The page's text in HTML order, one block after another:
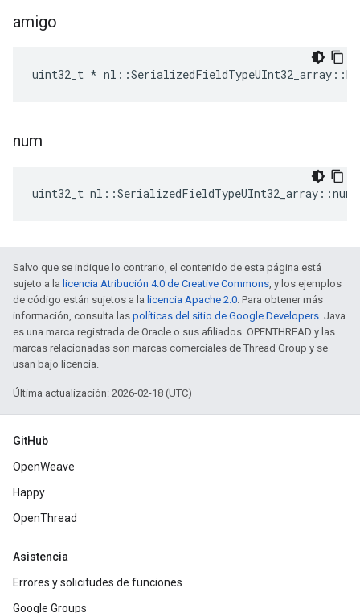
amigo
uint32_t *
num
uint32_t nl::SerializedFieldTypeUInt32_array::num
Salvo que se indique lo contrario, el contenido de esta página está
sujeto a la licencia Atribución 4.0 de Creative Commons, y los ejemplos
de código están sujetos a la licencia Apache 2.0. Para obtener más
información, consulta las políticas del sitio de Google Developers. Java
es una marca registrada de Oracle o sus afiliados. OPENTHREAD y las
marcas relacionadas son marcas comerciales de Thread Group y se
usan bajo licencia.
Última actualización: 2026-02-18 (UTC)
GitHub
OpenWeave
Happy
OpenThread
Asistencia
Errores y solicitudes de funciones
Google Groups